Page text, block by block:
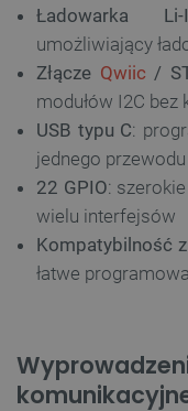
Ładowarka Li-
umożliwiający
Złącze Qwiic /
modułów I2C
USB typu C:
jednego przewodu
22 GPIO:
wielu interfejsów
Kompatybilność
łatwe